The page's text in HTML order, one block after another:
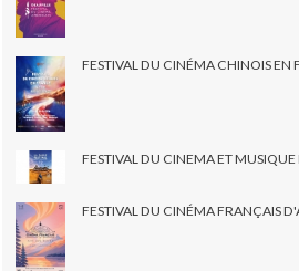
FESTIVAL DU CINÉMA CHINOIS EN
FESTIVAL DU CINEMA ET
FESTIVAL DU CINÉMA FRANÇAIS